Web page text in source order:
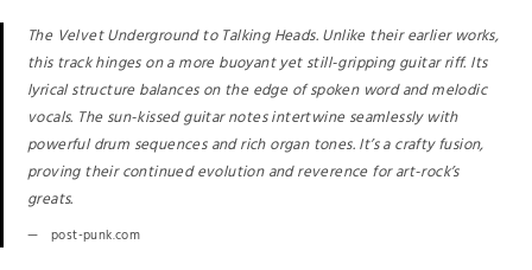
The Velvet Underground to Talking Heads. Unlike their earlier works,
this track hinges on a more buoyant yet still-gripping guitar riff. Its
lyrical structure balances on the edge of spoken word and melodic
vocals. The sun-kissed guitar notes intertwine seamlessly with
powerful drum sequences and rich organ tones. It’s a crafty fusion,
proving their continued evolution and reverence for art-rock’s
greats.
post-punk.com